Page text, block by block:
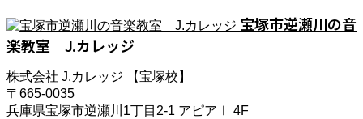
宝塚市逆瀬川の音
楽教室 J.カレッジ
株式会社 J.カレッジ 【宝塚校】
〒665-0035
兵庫県宝塚市逆瀬川1丁目2-1 アピアⅠ 4F